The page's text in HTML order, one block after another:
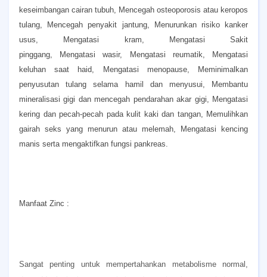
keseimbangan cairan tubuh, Mencegah osteoporosis atau keropos
tulang, Mencegah penyakit jantung, Menurunkan risiko kanker
usus, Mengatasi kram, Mengatasi Sakit
pinggang, Mengatasi wasir, Mengatasi reumatik, Mengatasi
keluhan saat haid, Mengatasi menopause, Meminimalkan
penyusutan tulang selama hamil dan menyusui, Membantu
mineralisasi gigi dan mencegah pendarahan akar gigi, Mengatasi
kering dan pecah-pecah pada kulit kaki dan tangan, Memulihkan
gairah seks yang menurun atau melemah, Mengatasi kencing
manis serta mengaktifkan fungsi pankreas.
Manfaat Zinc :
Sangat penting untuk mempertahankan metabolisme normal,